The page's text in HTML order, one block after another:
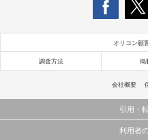
オリコン顧
調査方法 掲
会社概要
引用・
当サイトで公開されている情報（文字、写
利用者